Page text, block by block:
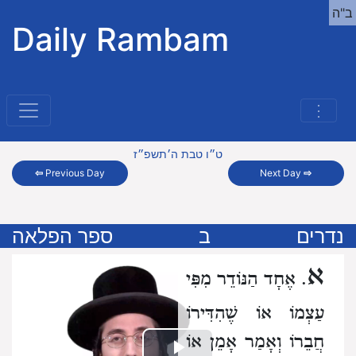
Daily Rambam
⋮
ב"ה
⇦ Previous Day
ט״ו טבת ה׳תשפ״ז
Next Day⇨
נדרים ב ספר הפלאה
א. אֶחָד הַנּוֹדֵר מִפִּי
עַצְמוֹ אוֹ שֶׁהִדִּירוֹ
חֲבֵרוֹ וְאָמַר אָמֵן אוֹ